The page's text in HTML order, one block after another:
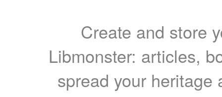
Create and store
Libmonster: articles,
spread your heritage